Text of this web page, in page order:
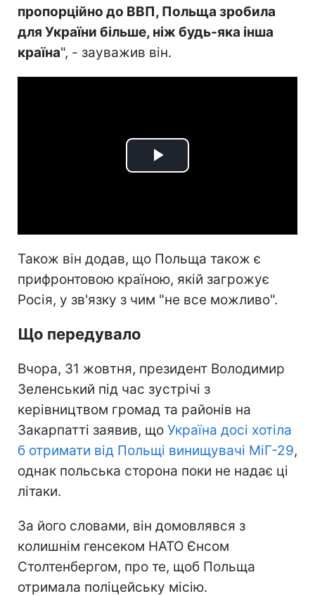
пропорційно до ВВП, Польща зробила
для України більше, ніж будь-яка інша
країна", - зауважив він.
Play
Також він додав, що Польща також є
прифронтовою країною, якій загрожує
Росія, у зв'язку з чим "не все можливо".
Що передувало
Вчора, 31 жовтня, президент Володимир
Зеленський під час зустрічі з
керівництвом громад та районів на
Закарпатті заявив, що Україна досі хотіла
б отримати від Польщі винищувачі МіГ-29,
однак польська сторона поки не надає ці
літаки.
За його словами, він домовлявся з
колишнім генсеком НАТО Єнсом
Столтенбергом, про те, щоб Польща
отримала поліцейську місію.